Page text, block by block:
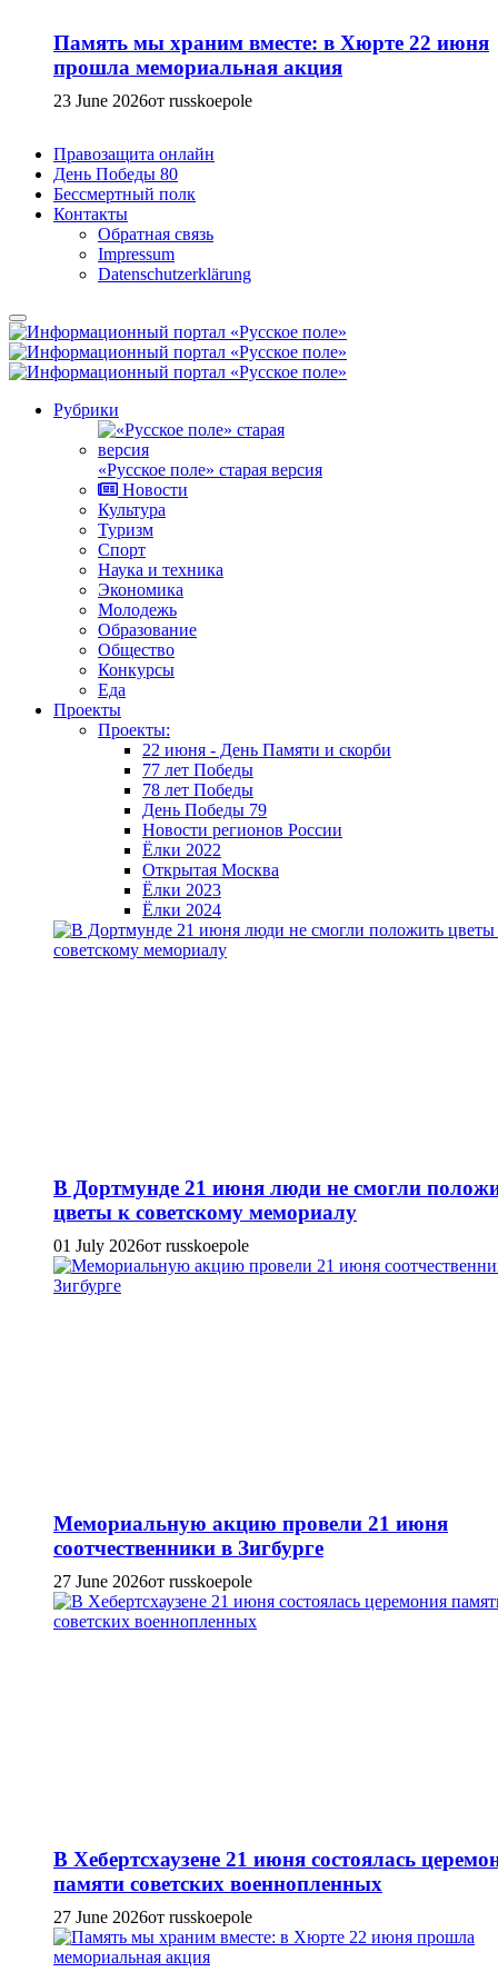
Память мы храним вместе: в Хюрте 22 июня
прошла мемориальная акция
23 June 2026от russkoepole
Правозащита онлайн
День Победы 80
Бессмертный полк
Контакты
Обратная связь
Impressum
Datenschutzerklärung
Рубрики
«Русское поле» старая версия
Новости
Культура
Туризм
Спорт
Наука и техника
Экономика
Молодежь
Образование
Общество
Конкурсы
Еда
Проекты
Проекты:
22 июня - День Памяти и скорби
77 лет Победы
78 лет Победы
День Победы 79
Новости регионов России
Ёлки 2022
Открытая Москва
Ёлки 2023
Ёлки 2024
В Дортмунде 21 июня люди не смогли
цветы к советскому мемориалу
01 July 2026от russkoepole
Мемориальную акцию провели 21 июня
соотчественники в Зигбурге
27 June 2026от russkoepole
В Хебертсхаузене 21 июня состоялась
памяти советских военнопленных
27 June 2026от russkoepole